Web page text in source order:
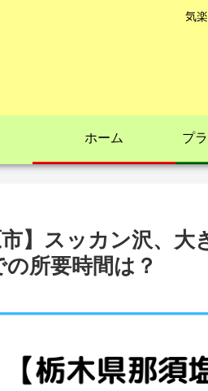
気
ホーム プ
市】スッカン沢、
所要時間は？